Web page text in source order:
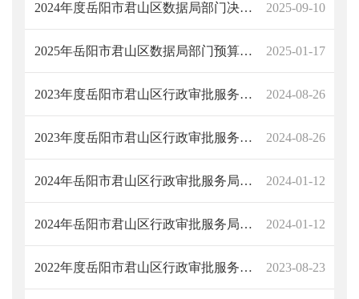
2024年度岳阳市君山区数据局部门决算公开 2025-09-10
2025年岳阳市君山区数据局部门预算公开 2025-01-17
2023年度岳阳市君山区行政审批服务局部门决算公开 2024-08-26
2023年度岳阳市君山区行政审批服务局部门决算公开 2024-08-26
2024年岳阳市君山区行政审批服务局部门预算公开 2024-01-12
2024年岳阳市君山区行政审批服务局部门预算公开 2024-01-12
2022年度岳阳市君山区行政审批服务局部门决算公开说明 2023-08-23